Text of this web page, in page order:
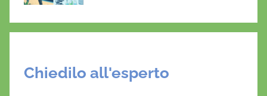
Chiedilo all'esperto